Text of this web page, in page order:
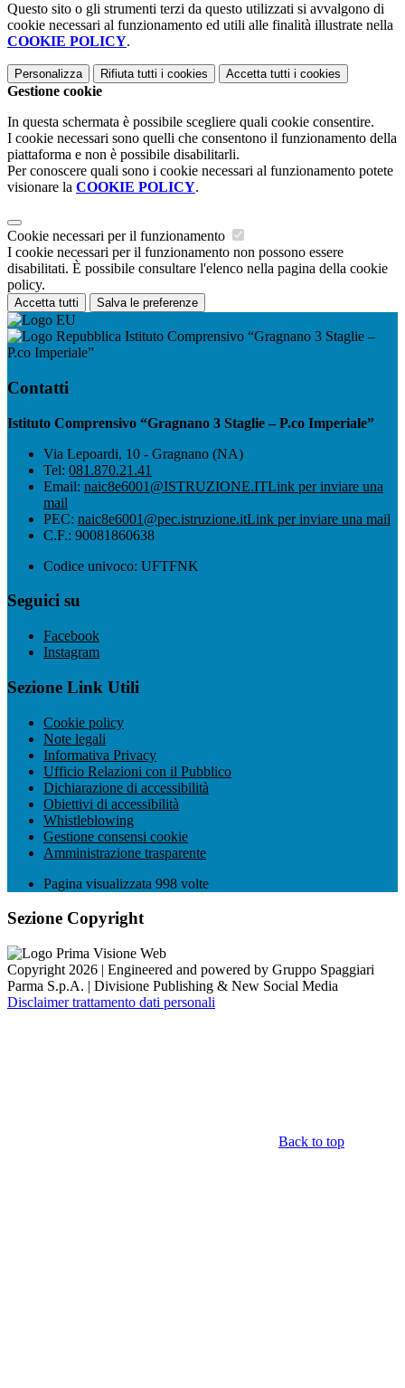
Questo sito o gli strumenti terzi da questo utilizzati si avvalgono di
cookie necessari al funzionamento ed utili alle finalità illustrate nella
COOKIE POLICY.
Personalizza Rifiuta tutti i cookies Accetta tutti i cookies
Gestione cookie
In questa schermata è possibile scegliere quali cookie consentire.
I cookie necessari sono quelli che consentono il funzionamento della
piattaforma e non è possibile disabilitarli.
Per conoscere quali sono i cookie necessari al funzionamento potete
visionare la COOKIE POLICY.
Cookie necessari per il funzionamento
I cookie necessari per il funzionamento non possono essere
disabilitati. È possibile consultare l'elenco nella pagina della cookie
policy.
Accetta tutti Salva le preferenze
Istituto Comprensivo “Gragnano 3 Staglie –
P.co Imperiale”
Contatti
Istituto Comprensivo “Gragnano 3 Staglie – P.co Imperiale”
Via Lepoardi, 10 - Gragnano (NA)
Tel: 081.870.21.41
Email: naic8e6001@ISTRUZIONE.ITLink per inviare una
mail
PEC: naic8e6001@pec.istruzione.itLink per inviare una mail
C.F.: 90081860638
Codice univoco: UFTFNK
Seguici su
Facebook
Instagram
Sezione Link Utili
Cookie policy
Note legali
Informativa Privacy
Ufficio Relazioni con il Pubblico
Dichiarazione di accessibilità
Obiettivi di accessibilità
Whistleblowing
Gestione consensi cookie
Amministrazione trasparente
Pagina visualizzata 998 volte
Sezione Copyright
Copyright 2026 | Engineered and powered by Gruppo Spaggiari
Parma S.p.A. | Divisione Publishing & New Social Media
Disclaimer trattamento dati personali
Back to top